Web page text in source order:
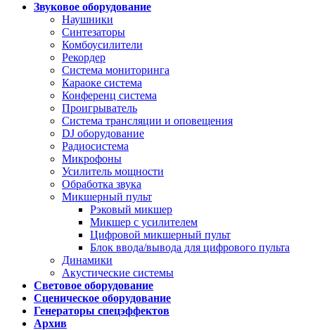
Звуковое оборудование
Наушники
Синтезаторы
Комбоусилители
Рекордер
Система мониторинга
Караоке система
Конференц система
Проигрыватель
Система трансляции и оповещения
DJ оборудование
Радиосистема
Микрофоны
Усилитель мощности
Обработка звука
Микшерный пульт
Рэковый микшер
Микшер с усилителем
Цифровой микшерный пульт
Блок ввода/вывода для цифрового пульта
Динамики
Акустические системы
Световое оборудование
Сценическое оборудование
Генераторы спецэффектов
Архив